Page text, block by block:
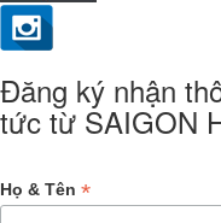
Đăng ký nhận
tức từ SAIGON
Họ & Tên *